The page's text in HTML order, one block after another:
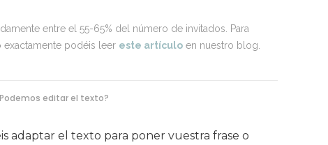
entre el 55-65% del número de invitados. Para
exactamente podéis leer este artículoen nuestro blog.
editar el texto?
adaptar el texto para poner vuestra frase o